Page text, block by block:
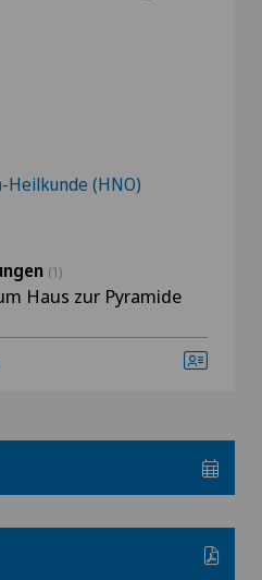
Heilkunde (HNO)
(1)
Haus zur Pyramide